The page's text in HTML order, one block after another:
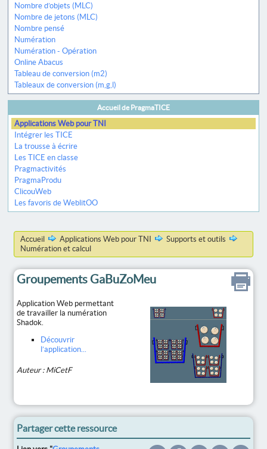
Nombre d’objets (MLC)
Nombre de jetons (MLC)
Nombre pensé
Numération
Numération - Opération
Online Abacus
Tableau de conversion (m2)
Tableaux de conversion (m,g,l)
Accueil de PragmaTICE
Applications Web pour TNI
Intégrer les TICE
La trousse à écrire
Les TICE en classe
Pragmactivités
PragmaProdu
ClicouWeb
Les favoris de WeblitOO
Accueil Applications Web pour TNI
Supports et outils
Numération et calcul
Groupements GaBuZoMeu
Application Web permettant
de travailler la numération
Shadok.
Découvrir
l’application...
Auteur : MiCetF
Partager cette ressource